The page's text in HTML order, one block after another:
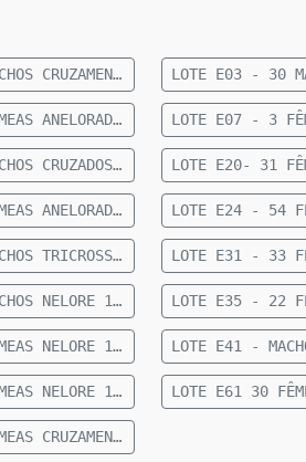
LOTE E02 - 34 MACHOS CRUZAMENTO INDUSTRIAL 12 A 15 MESES 7 CASTRADOS 314 KG 50 KM DE SÃO GABRIEL
LOTE E06 - 25 FÊMEAS ANELORADAS 15 A 20 MESES 321 KG 30 KM DE CAMAPUÃ
LOTE E10 - 14 MACHOS CRUZADOS 15 A 18 MESES 329 KG 50 KM DE CAMAPUÃ
LOTE E23 - 28 FÊMEAS ANELORADAS 15 A 18 MESES 315 KG 30 KM DE CAMAPUÃ
LOTE E30 - 39 MACHOS TRICROSS 08 A 10 MESES 195 KG 47 KM DE FIGUERÃO
LOTE E34 - 30 MACHOS NELORE 10 A 12 MESES 200 KG 53 KM DE CAMAPUÃ
LOTE E40 - 36 FÊMEAS NELORE 10 A 12 MESES 205 KG 53 KM DE CAMAPUÃ
LOTE E53 - 30 FÊMEAS NELORE 12 A 15 MESES - 241 KG - 17 KM DE CAMAPUÃ
LOTE E96 - 27 FÊMEAS CRUZAMENTO INDUSTRIAL 8 MESES 199 KG 36 KM DE CAMAPUÃ